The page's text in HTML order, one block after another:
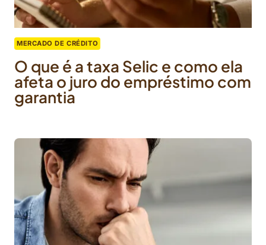
MERCADO DE CRÉDITO
O que é a taxa Selic e como ela
afeta o juro do empréstimo com
garantia